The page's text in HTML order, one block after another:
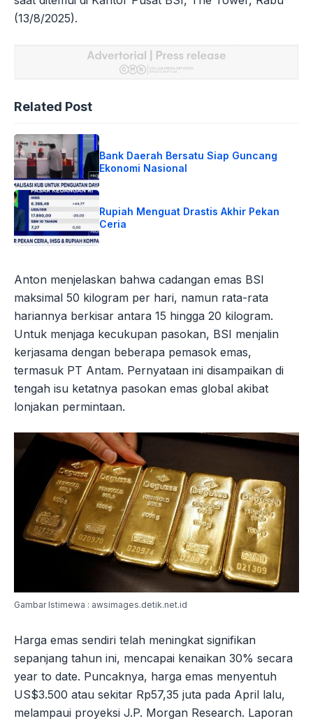
(13/8/2025).
Related Post
Bank Daerah Bersatu Siap Guncang
Ekonomi Nasional
Rupiah Menguat Drastis Akhir Pekan
Ceria
Anton menjelaskan bahwa cadangan emas BSI
maksimal 50 kilogram per hari, namun rata-rata
hariannya berkisar antara 15 hingga 20 kilogram.
Untuk menjaga kecukupan pasokan, BSI menjalin
kerjasama dengan beberapa pemasok emas,
termasuk PT Antam. Pernyataan ini disampaikan di
tengah isu ketatnya pasokan emas global akibat
lonjakan permintaan.
Gambar Istimewa : awsimages.detik.net.id
Harga emas sendiri telah meningkat signifikan
sepanjang tahun ini, mencapai kenaikan 30% secara
year to date. Puncaknya, harga emas menyentuh
US$3.500 atau sekitar Rp57,35 juta pada April lalu,
melampaui proyeksi J.P. Morgan Research. Laporan